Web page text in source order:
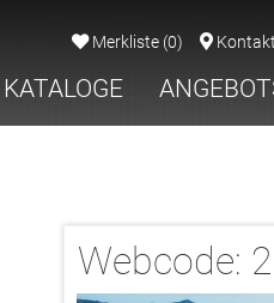
Merkliste (0) Kontakt
KATALOGE
Webcode: